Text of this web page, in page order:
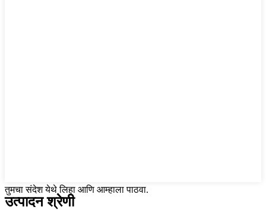
तुमचा संदेश येथे लिहा आणि आम्हाला पाठवा.
उत्पादन श्रेणी